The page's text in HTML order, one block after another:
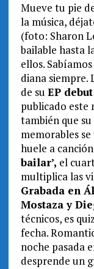
Mueve tu pie
la música,
(foto: Sharon
bailable hasta
ellos.
diana siempre.
de su EP
publicado este
también que
memorables
huele a
bailar’, el
multiplica las
Grabada en
Mostaza y
técnicos, es
fecha.
noche pasada
desprende un